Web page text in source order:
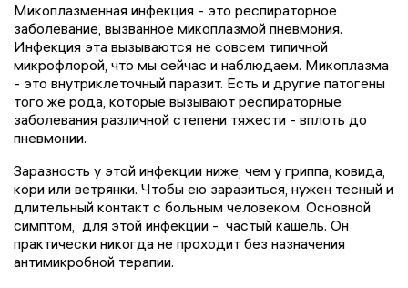
Микоплазменная инфекция - это респираторное
заболевание, вызванное микоплазмой пневмония.
Инфекция эта вызываются не совсем типичной
микрофлорой, что мы сейчас и наблюдаем. Микоплазма
- это внутриклеточный паразит. Есть и другие патогены
того же рода, которые вызывают респираторные
заболевания различной степени тяжести - вплоть до
пневмонии.
Заразность у этой инфекции ниже, чем у гриппа, ковида,
кори или ветрянки. Чтобы ею заразиться, нужен тесный и
длительный контакт с больным человеком. Основной
симптом, для этой инфекции - частый кашель. Он
практически никогда не проходит без назначения
антимикробной терапии.